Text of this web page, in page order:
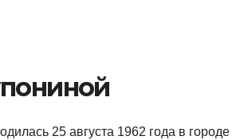
25 августа 1962 года в городе